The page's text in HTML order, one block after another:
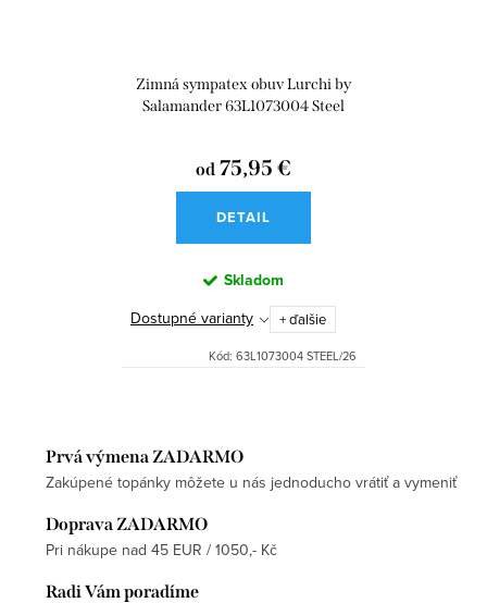
Zimná sympatex obuv Lurchi by
Salamander 63L1073004 Steel
od 75,95 €
DETAIL
Skladom
Dostupné varianty + ďalšie
Kód: 63L1073004 STEEL/26
Prvá výmena ZADARMO
Zakúpené topánky môžete u nás jednoducho vrátiť a vymeniť
Doprava ZADARMO
Pri nákupe nad 45 EUR / 1050,- Kč
Radi Vám poradíme